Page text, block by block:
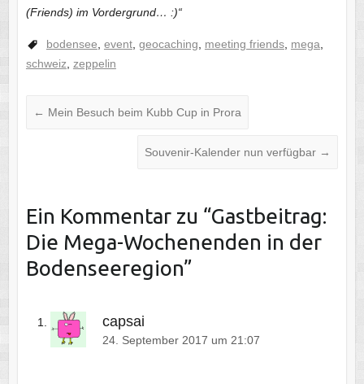
(Friends) im Vordergrund… :)“
bodensee event, geocaching meeting friends, mega
schweiz
zeppelin
← Mein Besuch beim Kubb Cup in Prora
Souvenir-Kalender nun verfügbar →
Ein Kommentar zu “Gastbeitrag:
Die Mega-Wochenenden in der
Bodenseeregion”
capsai
24. September 2017 um 21:07